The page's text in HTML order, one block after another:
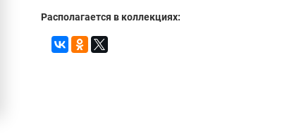
Располагается в коллекциях: